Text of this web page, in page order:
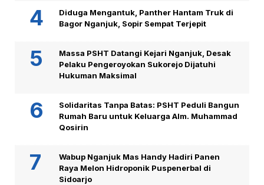
Diduga Mengantuk, Panther Hantam Truk di
Bagor Nganjuk, Sopir Sempat Terjepit
Massa PSHT Datangi Kejari Nganjuk, Desak
Pelaku Pengeroyokan Sukorejo Dijatuhi
Hukuman Maksimal
Solidaritas Tanpa Batas: PSHT Peduli Bangun
Rumah Baru untuk Keluarga Alm. Muhammad
Qosirin
Wabup Nganjuk Mas Handy Hadiri Panen
Raya Melon Hidroponik Puspenerbal di
Sidoarjo